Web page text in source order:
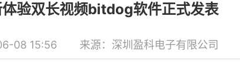
验双长视频bitdog软件正式发表
08 15:56 来源：深圳盈科电子有限公司